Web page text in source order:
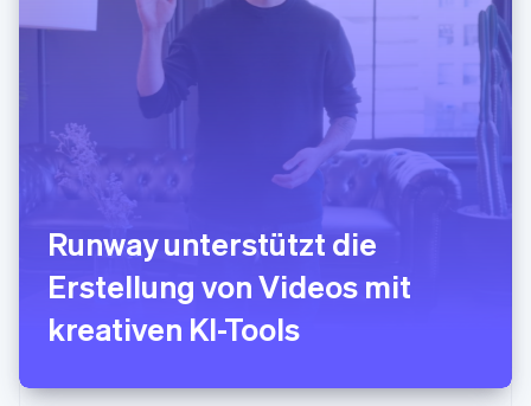
Runway unterstützt die
Erstellung von Videos mit
kreativen KI-Tools
简体中文
Slowakei
Slowenien
Italiano
Sonderverwaltungsregion Hongkong,
China
Thailand
ไทยEnglish
Tschechische Republik
English
Vereinigte Arabische Emirate